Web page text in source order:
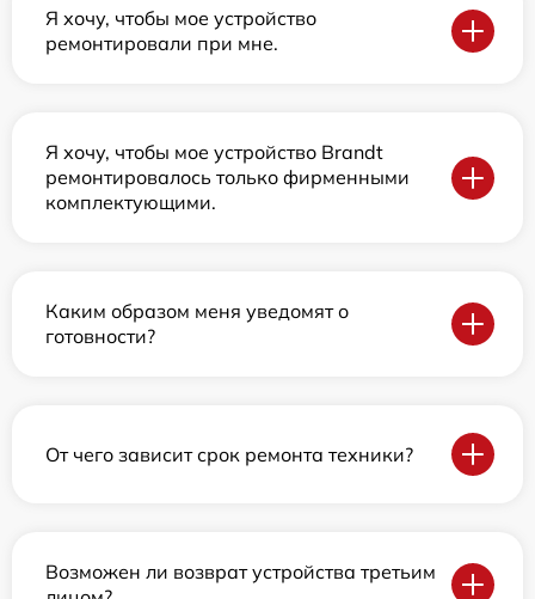
Я хочу, чтобы мое устройство
ремонтировали при мне.
Я хочу, чтобы мое устройство Brandt
ремонтировалось только фирменными
комплектующими.
Каким образом меня уведомят о
готовности?
От чего зависит срок ремонта техники?
Возможен ли возврат устройства третьим